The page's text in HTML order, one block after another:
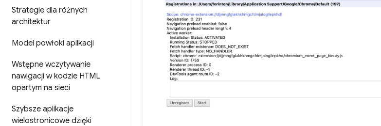
Strategie dla różnych
architektur
Model powłoki aplikacji
Wstępne wczytywanie
nawigacji w kodzie HTML
opartym na sieci
Szybsze aplikacje
wielostronicowe dzięki